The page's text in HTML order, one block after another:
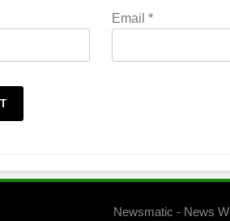
Email *
Newsmatic - News